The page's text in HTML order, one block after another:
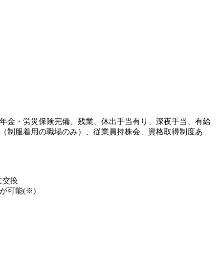
・労災保険完備、残業、休出手当有り、深夜手当、有給
服着用の職場のみ）、従業員持株会、資格取得制度あ
交換
が可能(※)